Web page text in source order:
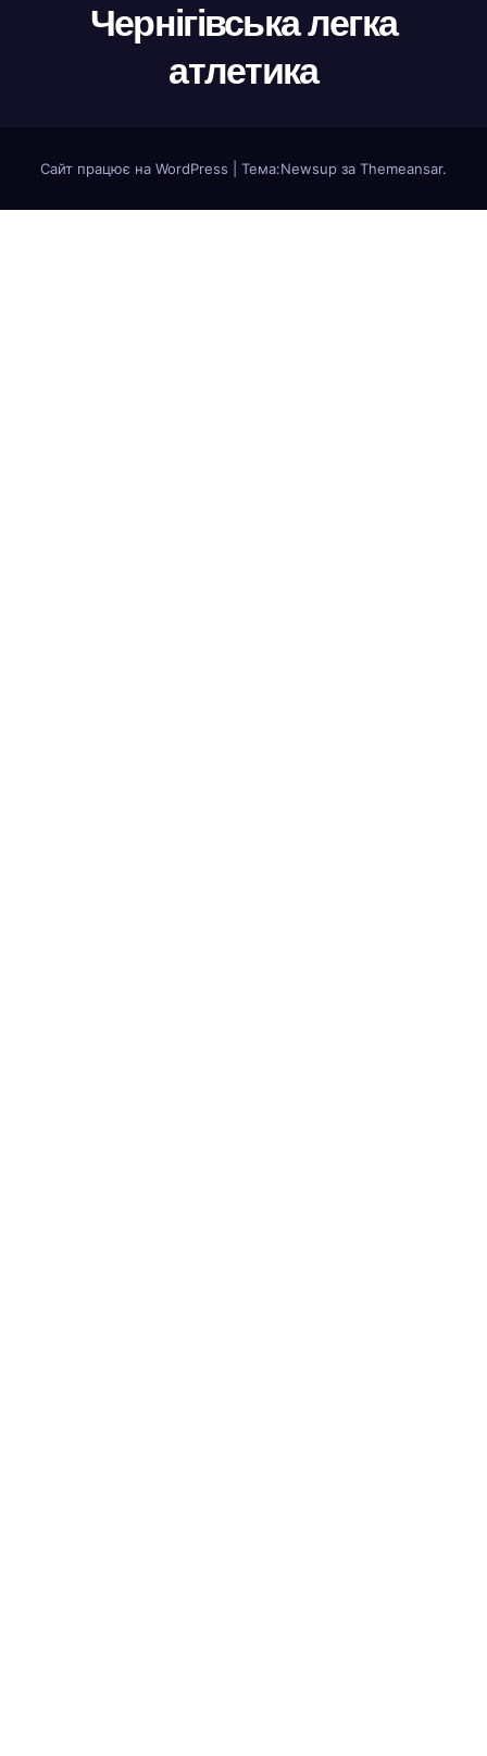
Чернігівська легка
атлетика
Сайт працює на WordPress Тема:Newsup за Themeansar.